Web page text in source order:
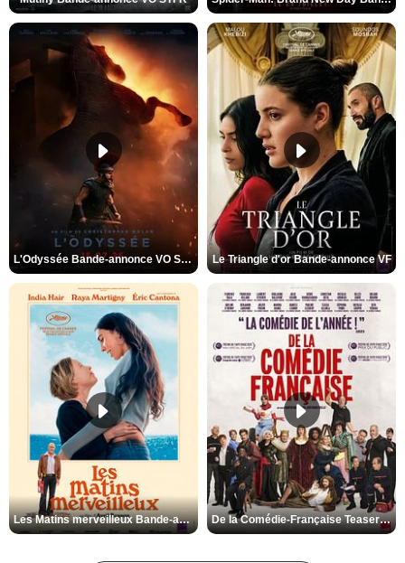
L'Odyssée Bande-annonce VO STFR Le Triangle d'or Bande-annonce VF
Les Matins merveilleux Bande-annonce VF De la Comédie-Française Teaser VF